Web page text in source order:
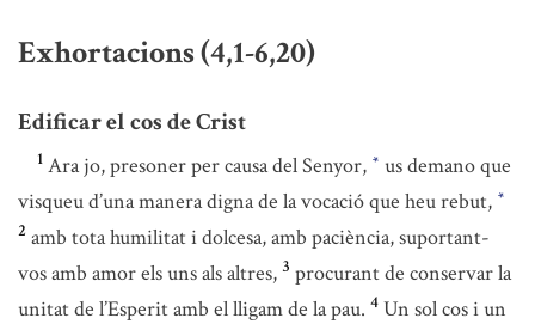
Exhortacions (4,1-6,20)
Edificar el cos de Crist
1 Ara jo, presoner per causa del Senyor, * us demano que
visqueu d’una manera digna de la vocació que heu rebut, *
2 amb tota humilitat i dolcesa, amb paciència, suportant-
vos amb amor els uns als altres, 3 procurant de conservar la
unitat de l’Esperit amb el lligam de la pau. 4 Un sol cos i un